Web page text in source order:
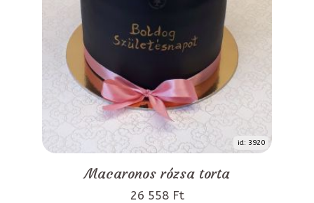
id: 3920
Macaronos rózsa torta
26 558 Ft